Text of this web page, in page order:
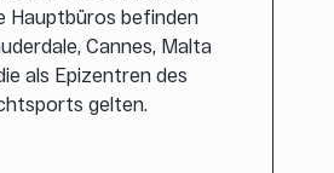
Hauptbüros befinden
Cannes, Malta
als Epizentren des
gelten.